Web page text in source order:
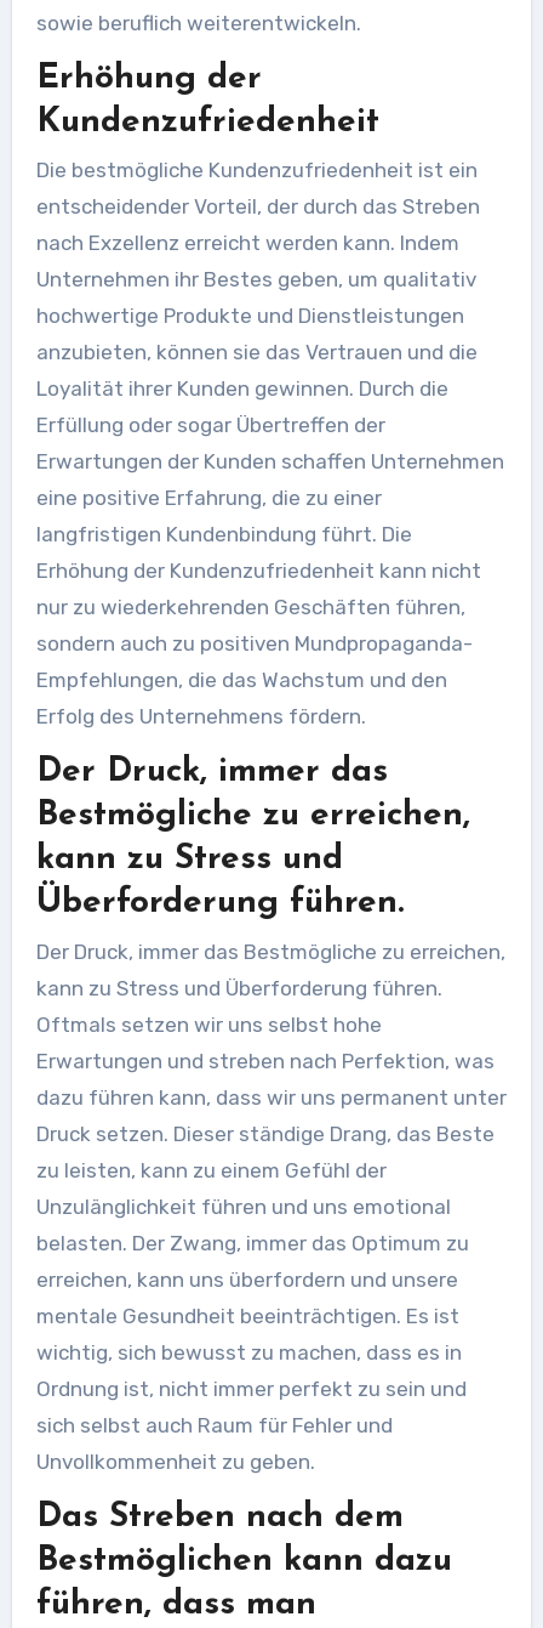
sowie beruflich weiterentwickeln.
Erhöhung der
Kundenzufriedenheit
Die bestmögliche Kundenzufriedenheit ist ein
entscheidender Vorteil, der durch das Streben
nach Exzellenz erreicht werden kann. Indem
Unternehmen ihr Bestes geben, um qualitativ
hochwertige Produkte und Dienstleistungen
anzubieten, können sie das Vertrauen und die
Loyalität ihrer Kunden gewinnen. Durch die
Erfüllung oder sogar Übertreffen der
Erwartungen der Kunden schaffen Unternehmen
eine positive Erfahrung, die zu einer
langfristigen Kundenbindung führt. Die
Erhöhung der Kundenzufriedenheit kann nicht
nur zu wiederkehrenden Geschäften führen,
sondern auch zu positiven Mundpropaganda-
Empfehlungen, die das Wachstum und den
Erfolg des Unternehmens fördern.
Der Druck, immer das
Bestmögliche zu erreichen,
kann zu Stress und
Überforderung führen.
Der Druck, immer das Bestmögliche zu erreichen,
kann zu Stress und Überforderung führen.
Oftmals setzen wir uns selbst hohe
Erwartungen und streben nach Perfektion, was
dazu führen kann, dass wir uns permanent unter
Druck setzen. Dieser ständige Drang, das Beste
zu leisten, kann zu einem Gefühl der
Unzulänglichkeit führen und uns emotional
belasten. Der Zwang, immer das Optimum zu
erreichen, kann uns überfordern und unsere
mentale Gesundheit beeinträchtigen. Es ist
wichtig, sich bewusst zu machen, dass es in
Ordnung ist, nicht immer perfekt zu sein und
sich selbst auch Raum für Fehler und
Unvollkommenheit zu geben.
Das Streben nach dem
Bestmöglichen kann dazu
führen, dass man